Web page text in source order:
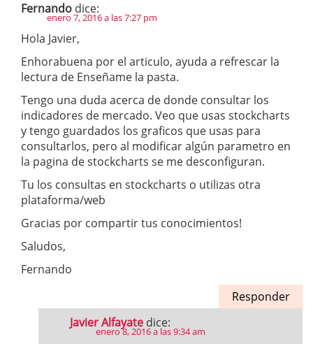
Fernando dice:
enero 7, 2016 a las 7:27 pm
Hola Javier,
Enhorabuena por el articulo, ayuda a refrescar la
lectura de Enseñame la pasta.
Tengo una duda acerca de donde consultar los
indicadores de mercado. Veo que usas stockcharts
y tengo guardados los graficos que usas para
consultarlos, pero al modificar algún parametro en
la pagina de stockcharts se me desconfiguran.
Tu los consultas en stockcharts o utilizas otra
plataforma/web
Gracias por compartir tus conocimientos!
Saludos,
Fernando
Responder
Javier Alfayate dice:
enero 8, 2016 a las 9:34 am